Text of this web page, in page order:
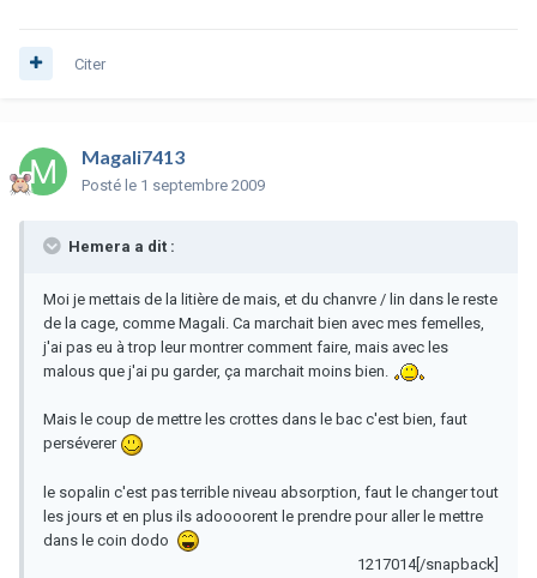
Citer
Magali7413
Posté le 1 septembre 2009
Hemera a dit :
Moi je mettais de la litière de mais, et du chanvre / lin dans le reste
de la cage, comme Magali. Ca marchait bien avec mes femelles,
j'ai pas eu à trop leur montrer comment faire, mais avec les
malous que j'ai pu garder, ça marchait moins bien.
Mais le coup de mettre les crottes dans le bac c'est bien, faut
perséverer
le sopalin c'est pas terrible niveau absorption, faut le changer tout
les jours et en plus ils adoooorent le prendre pour aller le mettre
dans le coin dodo
1217014[/snapback]